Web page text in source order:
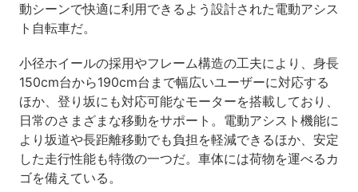
動シーンで快適に利用できるよう設計された電動アシス
ト自転車だ。
小径ホイールの採用やフレーム構造の工夫により、身長
150cm台から190cm台まで幅広いユーザーに対応する
ほか、登り坂にも対応可能なモーターを搭載しており、
日常のさまざまな移動をサポート。電動アシスト機能に
より坂道や長距離移動でも負担を軽減できるほか、安定
した走行性能も特徴の一つだ。車体には荷物を運べるカ
ゴを備えている。